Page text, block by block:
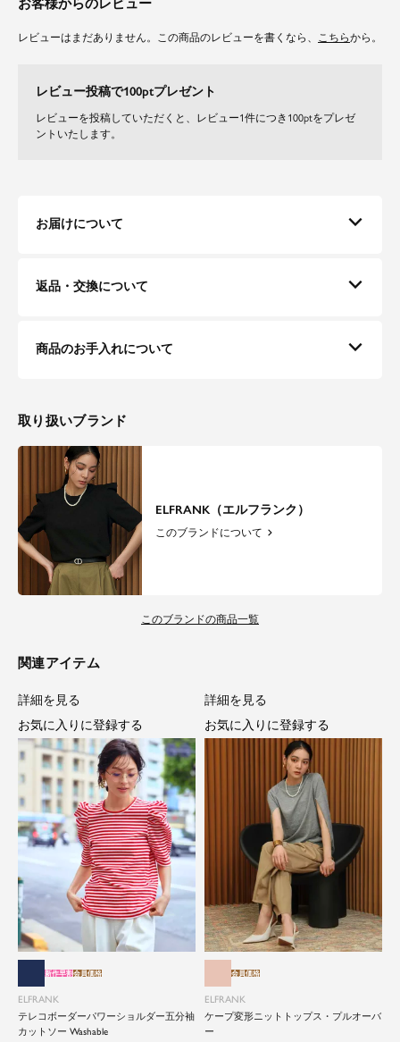
お客様からのレビュー
レビューはまだありません。この商品のレビューを書くなら、 こちらから。
レビュー投稿で100ptプレゼント
レビューを投稿していただくと、レビュー1件につき100ptをプレゼ
ントいたします。
お届けについて
返品・交換について
商品のお手入れについて
取り扱いブランド
ELFRANK（エルフランク）
このブランドについて
このブランドの商品一覧
関連アイテム
ELFRANK
テレコボーダーパワーショルダー五分袖
カットソー Washable
新作早割会員価格
詳細を見る
お気に入りに登録する
ELFRANK
ケープ変形ニットトップス・プルオーバ
ー
会員価格
詳細を見る
お気に入りに登録する